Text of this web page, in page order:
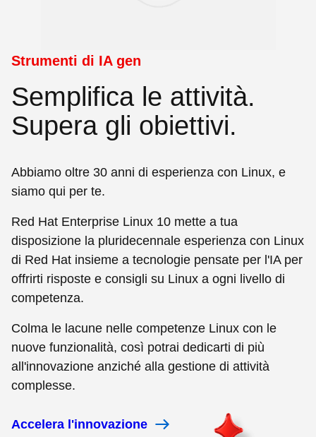
Strumenti di IA gen
Semplifica le attività.
Supera gli obiettivi.
Abbiamo oltre 30 anni di esperienza con Linux, e
siamo qui per te.
Red Hat Enterprise Linux 10 mette a tua
disposizione la pluridecennale esperienza con Linux
di Red Hat insieme a tecnologie pensate per l'IA per
offrirti risposte e consigli su Linux a ogni livello di
competenza.
Colma le lacune nelle competenze Linux con le
nuove funzionalità, così potrai dedicarti di più
all'innovazione anziché alla gestione di attività
complesse.
Accelera l'innovazione